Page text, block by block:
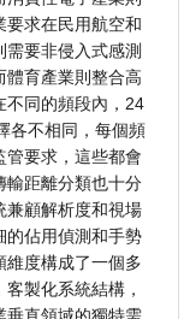
要求在民用航空和
要非侵入式感測
體育產業則整合高
不同的頻段內，24
各不相同，每個頻
管要求，這些都會
輸距離分類也十分
兼顧解析度和視場
的佔用偵測和手勢
維度構成了一個多
製化系統結構，